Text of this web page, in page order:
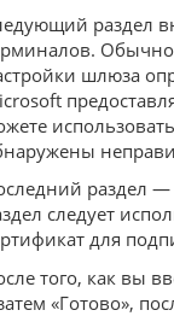
раздел
Обычно
шлюза
раздел —
следует
для
того, как вы
«Готово»,